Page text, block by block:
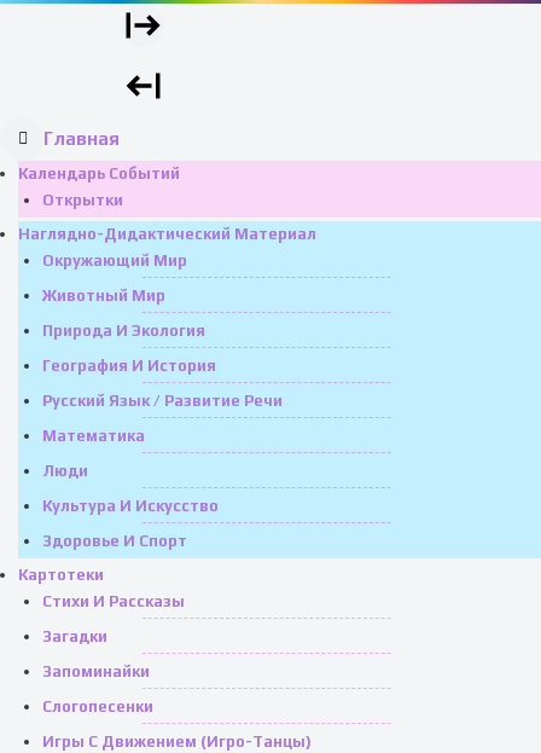
Главная
Календарь Событий
Открытки
Наглядно-Дидактический Материал
Окружающий Мир
Животный Мир
Природа И Экология
География И История
Русский Язык / Развитие Речи
Математика
Люди
Культура И Искусство
Здоровье И Спорт
Картотеки
Стихи И Рассказы
Загадки
Запоминайки
Слогопесенки
Игры С Движением (игро-Танцы)